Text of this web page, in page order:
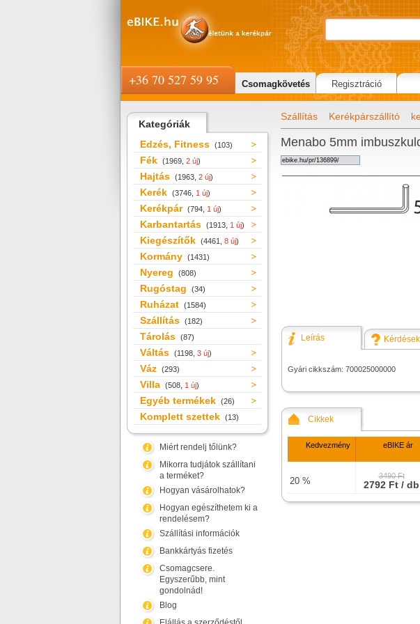
Kategóriák
Edzés, Fitness (103)
Fék (1969, 2 új)
Hajtás (1963, 2 új)
Kerék (3746, 1 új)
Kerékpár (794, 1 új)
Karbantartás (1913, 1 új)
Kiegészítők (4461, 8 új)
Kormány (1431)
Nyereg (808)
Rugóstag (34)
Ruházat (1584)
Szállítás (182)
Tárolás (87)
Váltás (1198, 3 új)
Váz (293)
Villa (508, 1 új)
Egyéb termékek (26)
Komplett szettek (13)
Miért rendelj tőlünk?
Mikorra tudjátok szállítani
a terméket?
Hogyan vásárolhatok?
Hogyan egészíthetem ki a
rendelésem?
Szállítási információk
Bankkártyás fizetés
Csomagcsere.
Egyszerűbb, mint
gondolnád!
Blog
Szállítás Kerékpárszállító
Menabo 5mm
Leírás Kérdések
Gyári cikkszám: 700025000000
Cikkek
Kedvezmény eBIKE ár
20 % 3490 Ft
2792 Ft / db
+36 70 527 59 95 Csomagkövetés Regisztráció